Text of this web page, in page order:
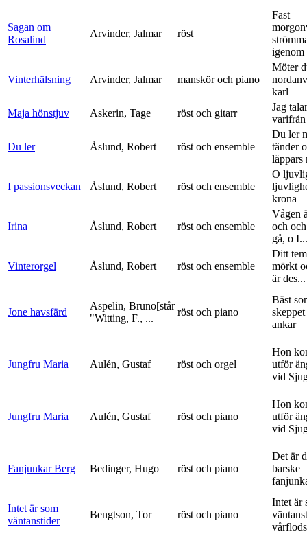
Sagan om
Rosalind
Arvinder, Jalmar röst
Fast
igenom
Vinterhälsning Arvinder, Jalmar manskör och piano
Möter
karl
Maja hönstjuv
Askerin, Tage röst och gitarr
Jag
Du ler Åslund, Robert röst och ensemble
Du ler
tänder
läppars
I passionsveckan Åslund, Robert röst och ensemble
O
krona
Irina Åslund, Robert röst och ensemble
Vågen
och
gå, o I...
Vinterorgel Åslund, Robert röst och ensemble
Ditt
mörkt
är des...
Jone havsfärd
Aspelin, Bruno[står
"Witting, F., ...
röst och piano
Bäst
ankar
Jungfru Maria Aulén, Gustaf röst och orgel
Hon
utför
vid
Jungfru Maria Aulén, Gustaf röst och piano
Hon
utför
vid
Fanjunkar Berg Bedinger, Hugo röst och piano
Det är
barske
Intet är som
väntanstider
Bengtson, Tor röst och piano
Intet är